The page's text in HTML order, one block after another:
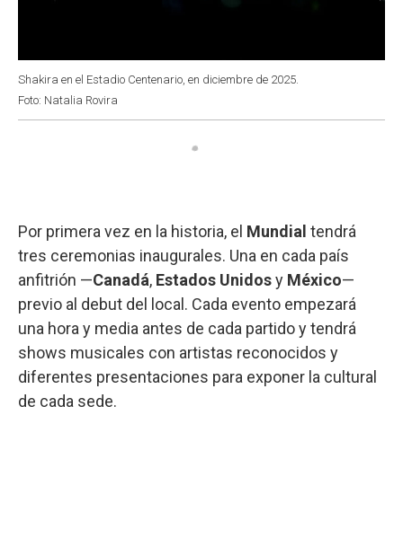
Shakira en el Estadio Centenario, en diciembre de 2025.
Foto: Natalia Rovira
Por primera vez en la historia, el Mundial tendrá
tres ceremonias inaugurales. Una en cada país
anfitrión —Canadá, Estados Unidosy México—
previo al debut del local. Cada evento empezará
una hora y media antes de cada partido y tendrá
shows musicales con artistas reconocidos y
diferentes presentaciones para exponer la cultural
de cada sede.